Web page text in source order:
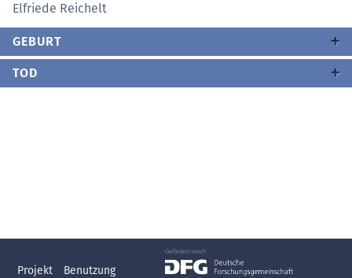
Elfriede Reichelt
GEBURT
TOD
Projekt
Benutzung